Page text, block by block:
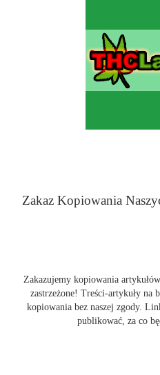
Zakaz Kopiowania
Zakazujemy kopiowania
zastrzeżone! Treści-artykuły na
kopiowania bez naszej zgody.
publikować, za co